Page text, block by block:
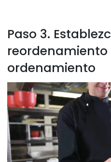
Paso 3.
reordenamiento
ordenamiento